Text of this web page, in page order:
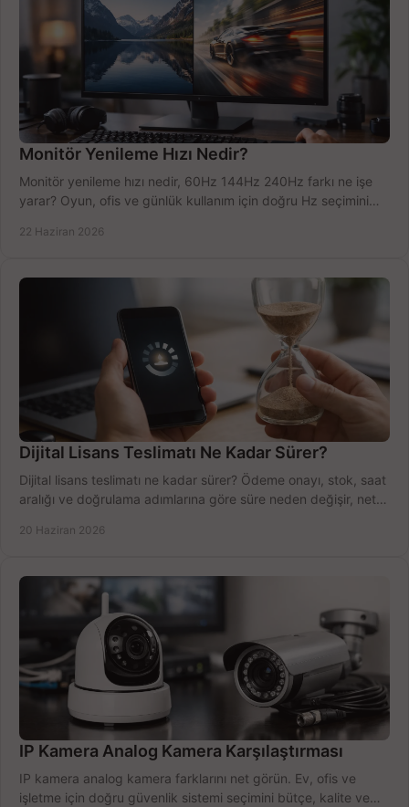
Monitör Yenileme Hızı Nedir?
Monitör yenileme hızı nedir, 60Hz 144Hz 240Hz farkı ne işe
yarar? Oyun, ofis ve günlük kullanım için doğru Hz seçimini
22 Haziran 2026
Dijital Lisans Teslimatı Ne Kadar Sürer?
Dijital lisans teslimatı ne kadar sürer? Ödeme onayı, stok, saat
aralığı ve doğrulama adımlarına göre süre neden değişir, net
20 Haziran 2026
IP Kamera Analog Kamera Karşılaştırması
IP kamera analog kamera farklarını net görün. Ev, ofis ve
işletme için doğru güvenlik sistemi seçimini bütçe, kalite ve